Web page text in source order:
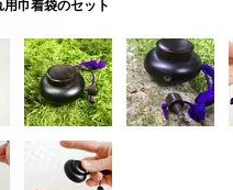
巾着袋のセット